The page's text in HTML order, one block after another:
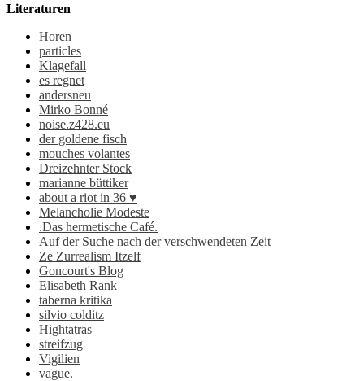
Literaturen
Horen
particles
Klagefall
es regnet
andersneu
Mirko Bonné
noise.z428.eu
der goldene fisch
mouches volantes
Dreizehnter Stock
marianne büttiker
about a riot in 36 ♥
Melancholie Modeste
.Das hermetische Café.
Auf der Suche nach der verschwendeten Zeit
Ze Zurrealism Itzelf
Goncourt's Blog
Elisabeth Rank
taberna kritika
silvio colditz
Hightatras
streifzug
Vigilien
vague.